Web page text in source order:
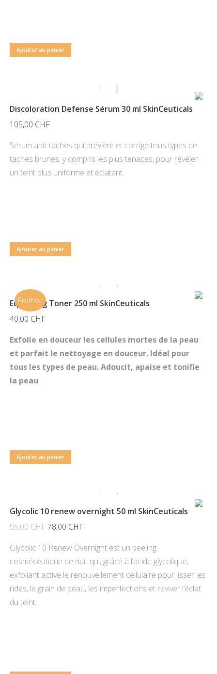
Ajouter au panier
Discoloration Defense Sérum 30 ml SkinCeuticals
105,00 CHF
Sérum anti-taches qui prévient et corrige tous types de
taches brunes, y compris les plus tenaces, pour révéler
un teint plus uniforme et éclatant.
Ajouter au panier
Equalizing Toner 250 ml SkinCeuticals
40,00 CHF
Exfolie en douceur les cellules mortes de la peau
et parfait le nettoyage en douceur. Idéal pour
tous les types de peau. Adoucit, apaise et tonifie
la peau.
Ajouter au panier
Promo !
Glycolic 10 renew overnight 50 ml SkinCeuticals
95,00CHFLe
initial
était :
95,00 CHF.
78,00 CHFLe
actuel
est :
78,00 CHF.
Glycolic 10 Renew Overnight est un peeling
cosméceutique de nuit qui, grâce à l’acide glycolique,
exfoliant active le renouvellement cellulaire pour lisser les
rides, le grain de peau, les imperfections et raviver l’éclat
du teint.